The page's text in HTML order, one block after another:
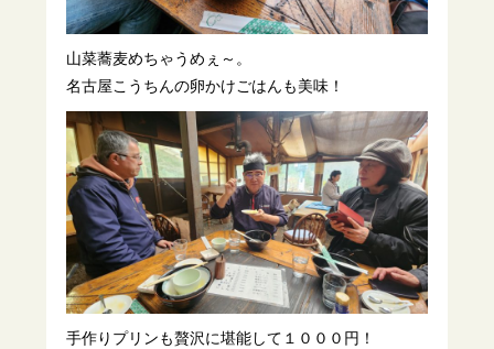
山菜蕎麦めちゃうめぇ～。
名古屋こうちんの卵かけごはんも美味！
手作りプリンも贅沢に堪能して１０００円！